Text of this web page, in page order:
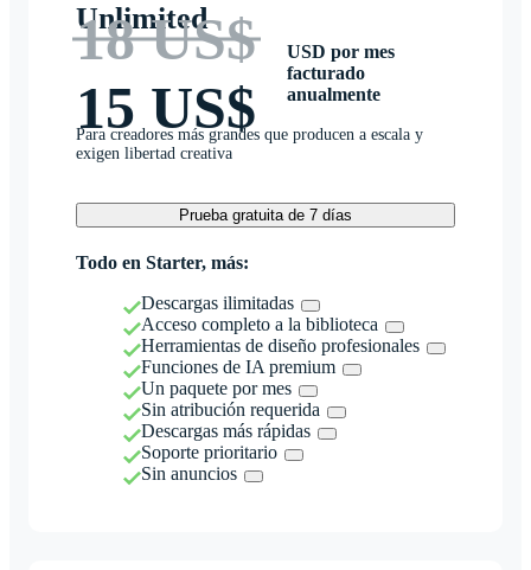
Unlimited
18 US$
15 US$
USD por mes
facturado
anualmente
Para creadores más grandes que producen a escala y
exigen libertad creativa
Prueba gratuita de 7 días
Todo en Starter, más:
Descargas ilimitadas
Acceso completo a la biblioteca
Herramientas de diseño profesionales
Funciones de IA premium
Un paquete por mes
Sin atribución requerida
Descargas más rápidas
Soporte prioritario
Sin anuncios